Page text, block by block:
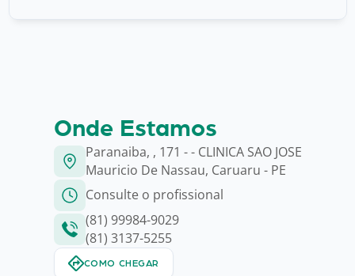
Onde Estamos
Paranaiba, , 171 - - CLINICA SAO JOSE
Mauricio De Nassau, Caruaru - PE
Consulte o profissional
(81) 99984-9029
(81) 3137-5255
COMO CHEGAR